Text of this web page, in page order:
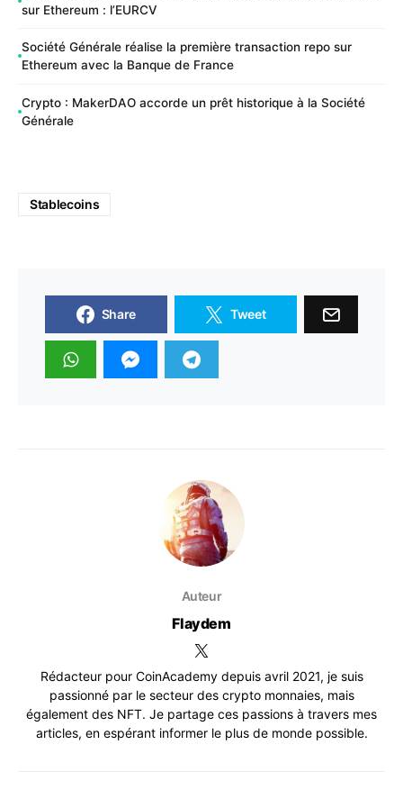
sur Ethereum : l’EURCV
Société Générale réalise la première transaction repo sur
Ethereum avec la Banque de France
Crypto : MakerDAO accorde un prêt historique à la Société
Générale
Stablecoins
Share Tweet
Auteur
Flaydem
Rédacteur pour CoinAcademy depuis avril 2021, je suis
passionné par le secteur des crypto monnaies, mais
également des NFT. Je partage ces passions à travers mes
articles, en espérant informer le plus de monde possible.